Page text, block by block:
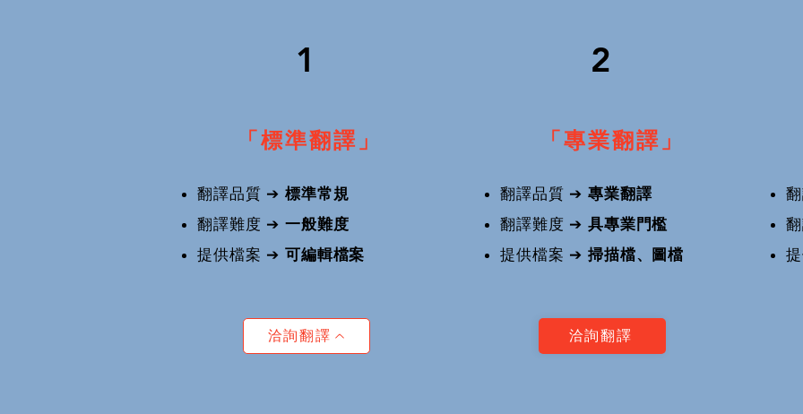
1
「標準翻譯」
翻譯品質 ➔ 標準常規
翻譯難度 ➔ 一般難度​
提供檔案 ➔ 可編輯檔案
洽詢翻譯
2
「專業翻譯」
翻譯品質 ➔ 專業翻譯
翻譯難度 ➔ 具專業門檻
提供檔案 ➔ 掃描檔、圖檔
洽詢翻譯